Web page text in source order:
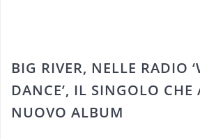
BIG RIVER, NELLE RADIO
DANCE’, IL SINGOLO
NUOVO ALBUM